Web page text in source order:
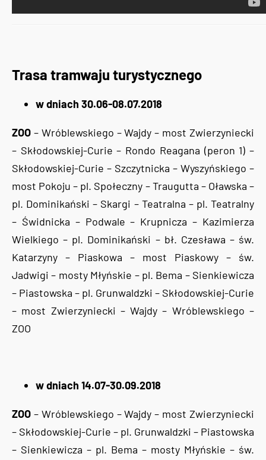
Trasa tramwaju turystycznego
w dniach 30.06-08.07.2018
ZOO – Wróblewskiego – Wajdy – most Zwierzyniecki
– Skłodowskiej-Curie – Rondo Reagana (peron 1) –
Skłodowskiej-Curie – Szczytnicka – Wyszyńskiego –
most Pokoju – pl. Społeczny – Traugutta – Oławska –
pl. Dominikański – Skargi – Teatralna – pl. Teatralny
– Świdnicka – Podwale – Krupnicza – Kazimierza
Wielkiego – pl. Dominikański – bł. Czesława – św.
Katarzyny – Piaskowa – most Piaskowy – św.
Jadwigi – mosty Młyńskie – pl. Bema – Sienkiewicza
– Piastowska – pl. Grunwaldzki – Skłodowskiej-Curie
– most Zwierzyniecki – Wajdy – Wróblewskiego –
ZOO
w dniach 14.07-30.09.2018
ZOO – Wróblewskiego – Wajdy – most Zwierzyniecki
– Skłodowskiej-Curie – pl. Grunwaldzki – Piastowska
– Sienkiewicza – pl. Bema – mosty Młyńskie – św.